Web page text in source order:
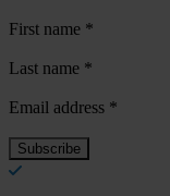
First name *
Last name *
Email address *